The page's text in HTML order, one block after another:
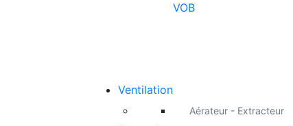
VOB
Ventilation
Aérateur - Extracteur